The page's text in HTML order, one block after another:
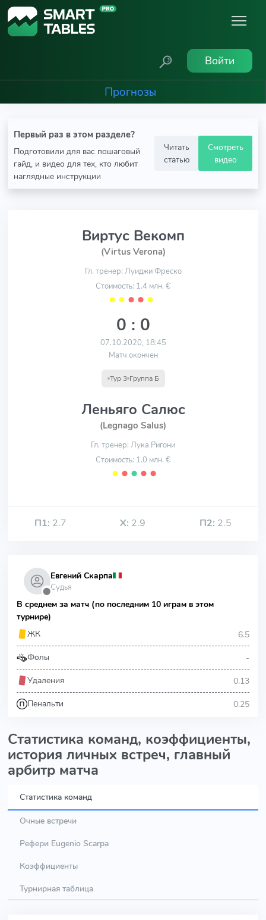
Войти
Прогнозы
Первый раз в этом разделе?
Подготовили для вас пошаговый
гайд, и видео для тех, кто любит
наглядные инструкции
Читать
статью
Смотреть
видео
Виртус Векомп
(Virtus Verona)
Гл. тренер: Луиджи Фреско
Стоимость: 1.4 млн. €
⬤ ⬤ ⬤ ⬤ ⬤
0 : 0
07.10.2020, 18:45
Матч окончен
Тур 3 Группа Б
Леньяго Салюс
(Legnago Salus)
Гл. тренер: Лука Ригони
Стоимость: 1.0 млн. €
⬤ ⬤ ⬤ ⬤ ⬤
П1: 2.7 Х: 2.9 П2: 2.5
⬤
Евгений Скарпа
Судья
В среднем за матч (по последним 10 играм в этом
турнире)
ЖК
6.5
Фолы -
Удаления 0.13
Пенальти 0.25
Статистика команд, коэффициенты,
история личных встреч, главный
арбитр матча
Статистика команд
Очные встречи
Рефери Eugenio Scarpa
Коэффициенты
Турнирная таблица